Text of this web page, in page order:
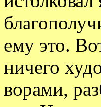
ему это.
ничего
ворами,